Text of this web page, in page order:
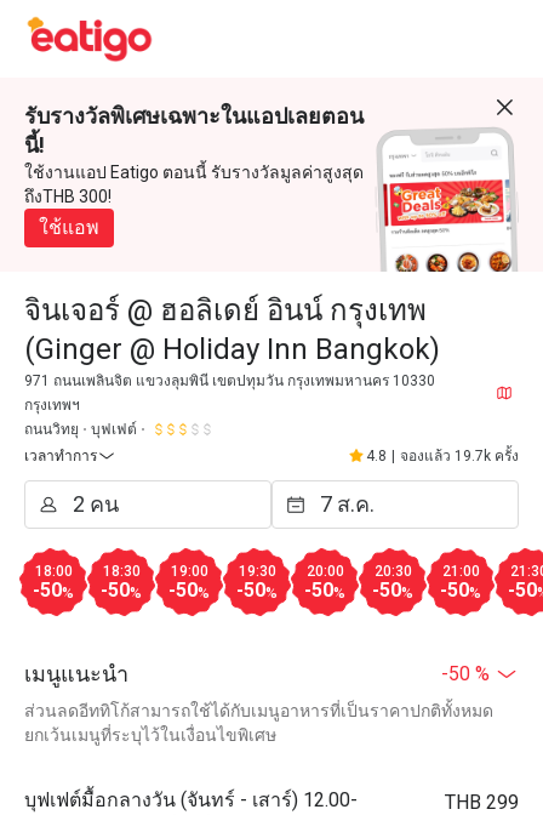
รับรางวัลพิเศษเฉพาะในแอปเลยตอน
นี้!
ใช้งานแอป Eatigo ตอนนี้ รับรางวัลมูลค่าสูงสุด
ถึงTHB 300!
ใช้แอพ
จินเจอร์ @ ฮอลิเดย์ อินน์ กรุงเทพ
(Ginger @ Holiday Inn Bangkok)
971 ถนนเพลินจิต แขวงลุมพินี เขตปทุมวัน กรุงเทพมหานคร 10330
กรุงเทพฯ
ถนนวิทยุ
บุฟเฟต์
เวลาทำการ
4.8 จองแล้ว 19.7k ครั้ง
18:00
-50%
18:30
-50%
19:00
-50%
19:30
-50%
20:00
-50%
20:30
-50%
21:00
-50% -50
เมนูแนะนำ -50 %
ส่วนลดอีททิโก้สามารถใช้ได้กับเมนูอาหารที่เป็นราคาปกติทั้งหมด
ยกเว้นเมนูที่ระบุไว้ในเงื่อนไขพิเศษ
บุฟเฟต์มื้อกลางวัน (จันทร์ - เสาร์) 12.00-
THB 299